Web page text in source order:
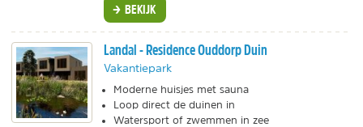
BEKIJK
Landal - Residence Ouddorp Duin
Vakantiepark
Moderne huisjes met sauna
Loop direct de duinen in
Watersport of zwemmen in zee